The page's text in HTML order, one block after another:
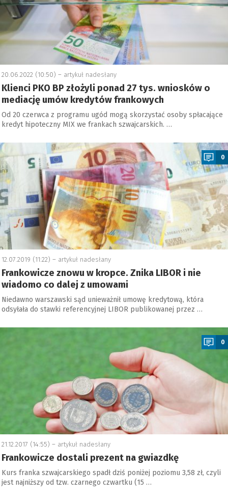
20.06.2022 (10:50) – artykuł nadesłany
Klienci PKO BP złożyli ponad 27 tys. wniosków o
mediację umów kredytów frankowych
Od 20 czerwca z programu ugód mogą skorzystać osoby spłacające
kredyt hipoteczny MIX we frankach szwajcarskich. …
0
12.07.2019 (11:22) – artykuł nadesłany
Frankowicze znowu w kropce. Znika LIBOR i nie
wiadomo co dalej z umowami
Niedawno warszawski sąd unieważnił umowę kredytową, która
odsyłała do stawki referencyjnej LIBOR publikowanej przez …
0
21.12.2017 (14:55) – artykuł nadesłany
Frankowicze dostali prezent na gwiazdkę
Kurs franka szwajcarskiego spadł dziś poniżej poziomu 3,58 zł, czyli
jest najniższy od tzw. czarnego czwartku (15 …